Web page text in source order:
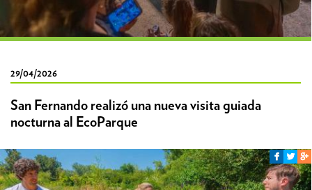
29/04/2026
San Fernando realizó una nueva visita guiada
nocturna al EcoParque